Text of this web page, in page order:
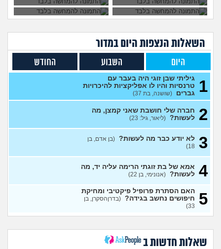
בחיים לא הייתי בזוגיות ואני לא
יודע איך. איך נכנסים לזוגיות
7
לתת לה זמן ולהשאיר המצב
כמו שהוא? (Flo-T, בן 41) עצות
לעשות קרחת ולשים פאה
(אנונימי, בן 20)
4
מבואס שלא היה לי אומץ
להתחיל עם מישהי שהיא בול
(אנונימי, בן 25)
עצות
בחורה אובססיבית מה לעשות?
(אלירן, בן 30)
מתכננת חתונה ראשונה, יש
לכם עצות?
האם מה שאני מרגיש זה הגיוני
ותקין?
(לירון, בן 31)
איך להתגבר על רצון לקשר
לפני הזמן?
(אנונימית, בת 21)
הבילויים, זה מוריד לכם?
(לחם ושעשועים, בן 36)
13
השאלות הנצפות היוםבמדור
היום השבוע החודש
1
גיליתי שבן זוגי היה בעבר עם
טרנסיות והיו לו אפליקציות להיכרויות
גברים (שושנה, בת 37)
2
חברה שלי חושבת שאני קמצן, מה
לעשות? (ליאור, גיל: 23)
3 לא יודע כבר מה לעשות? (בן אדם, בן
18)
4 אמא של בת זוגתי הרימה עליה יד, מה
לעשות? (אנונימי, בן 22)
5 האם הסתרת פרופיל פיקטיבי ומחיקת
חיפושים נחשב בגידה? (בדרןהסקרן, בן
33)
שאלות חדשות ב